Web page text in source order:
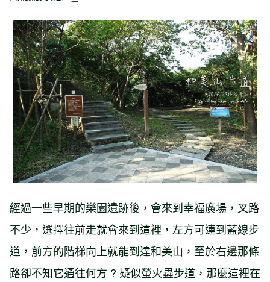
經過一些早期的樂園遺跡後，會來到幸福廣場，叉路
不少，選擇往前走就會來到這裡，左方可連到藍線步
道，前方的階梯向上就能到達和美山，至於右邊那條
路卻不知它通往何方 ? 疑似螢火蟲步道，那麼這裡在